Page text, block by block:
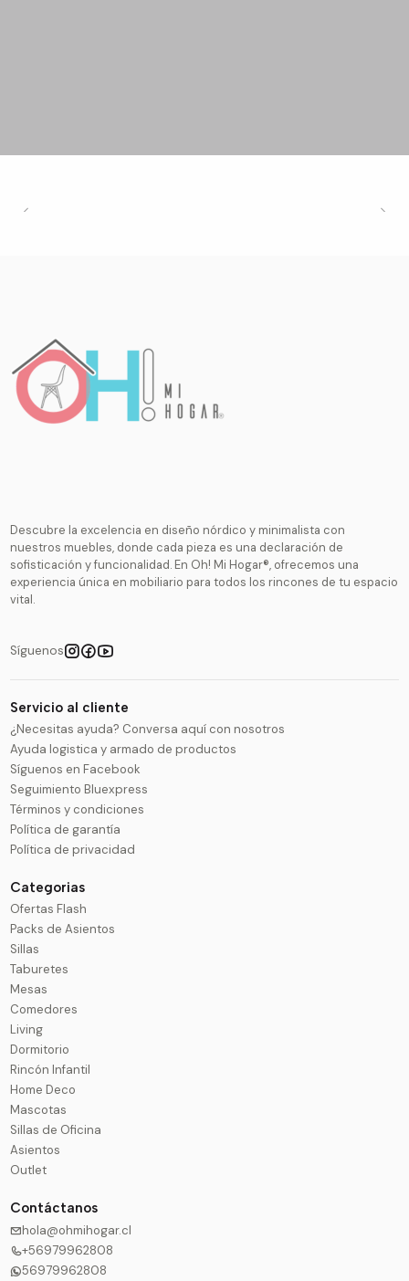
Descubre la excelencia en diseño nórdico y minimalista con
nuestros muebles, donde cada pieza es una declaración de
sofisticación y funcionalidad. En Oh! Mi Hogar®, ofrecemos una
experiencia única en mobiliario para todos los rincones de tu espacio
vital.
Síguenos
Servicio al cliente
¿Necesitas ayuda? Conversa aquí con nosotros
Ayuda logistica y armado de productos
Síguenos en Facebook
Seguimiento Bluexpress
Términos y condiciones
Política de garantía
Política de privacidad
Categorias
Ofertas Flash
Packs de Asientos
Sillas
Taburetes
Mesas
Comedores
Living
Dormitorio
Rincón Infantil
Home Deco
Mascotas
Sillas de Oficina
Asientos
Outlet
Contáctanos
hola@ohmihogar.cl
+56979962808
56979962808